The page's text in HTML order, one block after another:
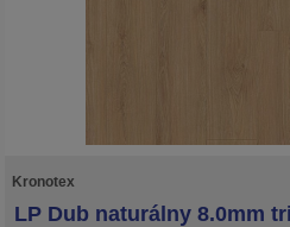
Kronotex
LP Dub naturálny 8.0mm